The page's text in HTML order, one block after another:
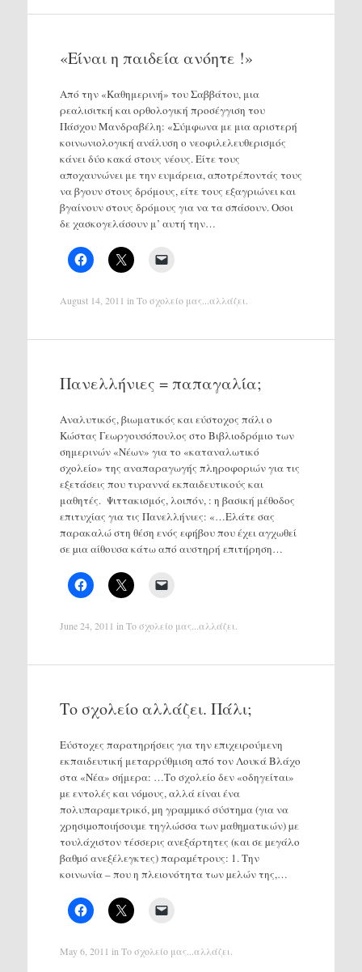
«Είναι η παιδεία ανόητε !»
Από την «Καθημερινή» του Σαββάτου, μια
ρεαλισιτκή και ορθολογική προσέγγιση του
Πάσχου Μανδραβέλη: «Σύμφωνα με μια αριστερή
κοινωνιολογική ανάλυση ο νεοφιλελευθερισμός
κάνει δύο κακά στους νέους. Είτε τους
αποχαυνώνει με την ευμάρεια, αποτρέποντάς τους
να βγουν στους δρόμους, είτε τους εξαγριώνει και
βγαίνουν στους δρόμους για να τα σπάσουν. Οσοι
δε χασκογελάσουν μ’ αυτή την…
August 14, 2011 in Το σχολείο μας...αλλάζει
Πανελλήνιες = παπαγαλία;
Αναλυτικός, βιωματικός και εύστοχος πάλι ο
Κώστας Γεωργουσόπουλος στο Βιβλιοδρόμιο των
σημερινών «Νέων» για το «καταναλωτικό
σχολείο» της αναπαραγωγής πληροφοριών για τις
εξετάσεις που τυραννά εκπαιδευτικούς και
μαθητές. Ψιττακισμός, λοιπόν, : η βασική μέθοδος
επιτυχίας για τις Πανελλήνιες: «…Ελάτε σας
παρακαλώ στη θέση ενός εφήβου που έχει αγχωθεί
σε µια αίθουσα κάτω από αυστηρή επιτήρηση…
June 24, 2011 in Το σχολείο μας...αλλάζει
Το σχολείο αλλάζει. Πάλι;
Εύστοχες παρατηρήσεις για την επιχειρούμενη
εκπαιδευτική μεταρρύθμιση από τον Λουκά Βλάχο
στα «Νέα» σήμερα: …Το σχολείο δεν «οδηγείται»
µε εντολές και νόµους, αλλά είναι ένα
πολυπαραµετρικό, µη γραµµικό σύστηµα (για να
χρησιµοποιήσουµε τηγλώσσα των µαθηµατικών) µε
τουλάχιστον τέσσερις ανεξάρτητες (και σε µεγάλο
βαθµό ανεξέλεγκτες) παραµέτρους: 1. Την
κοινωνία – που η πλειονότητα των µελών της,…
May 6, 2011 in Το σχολείο μας...αλλάζει